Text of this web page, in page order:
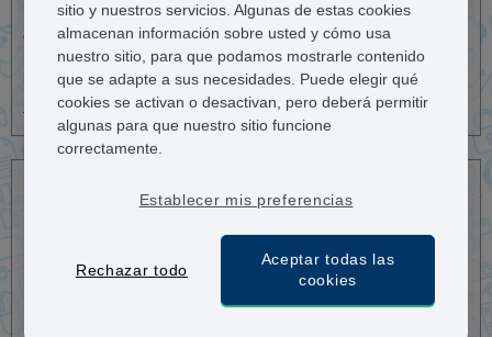
El Black Friday se originó en Estados Unidos. Es un día
después del Día de Acción de Gracias, una fiesta nacional
históricamente celebrada como un momento para dar gracias
por los rendimientos exitosos de los cultivos.
Leer más
sitio y nuestros servicios. Algunas de estas cookies
almacenan información sobre usted y cómo usa
nuestro sitio, para que podamos mostrarle contenido
que se adapte a sus necesidades. Puede elegir qué
cookies se activan o desactivan, pero deberá permitir
algunas para que nuestro sitio funcione
correctamente.
Rechazar todo
Aceptar todas las
cookies
Establecer mis preferencias